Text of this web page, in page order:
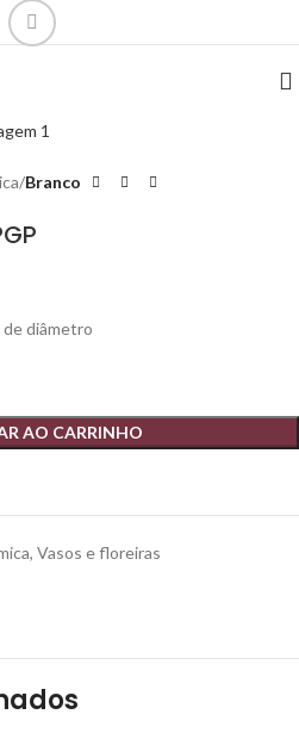
Branco
de diâmetro
AO CARRINHO
, Vasos e floreiras